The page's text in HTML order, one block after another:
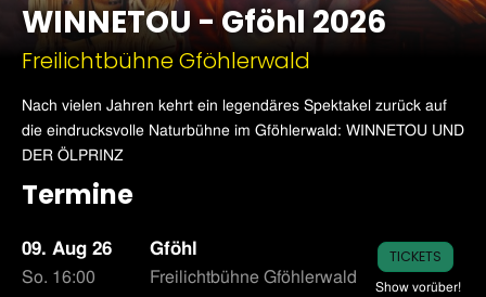
WINNETOU - Gföhl 2026
Freilichtbühne Gföhlerwald
Nach vielen Jahren kehrt ein legendäres Spektakel zurück auf
die eindrucksvolle Naturbühne im Gföhlerwald: WINNETOU UND
DER ÖLPRINZ
Termine
09. Aug 26
So. 16:00
Gföhl
Freilichtbühne Gföhlerwald
TICKETS
Show vorüber!